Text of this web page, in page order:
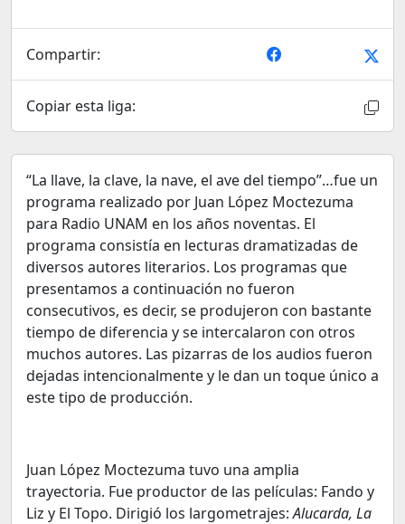
Compartir:
Copiar esta liga:
“La llave, la clave, la nave, el ave del tiempo”…fue un
programa realizado por Juan López Moctezuma
para Radio UNAM en los años noventas. El
programa consistía en lecturas dramatizadas de
diversos autores literarios. Los programas que
presentamos a continuación no fueron
consecutivos, es decir, se produjeron con bastante
tiempo de diferencia y se intercalaron con otros
muchos autores. Las pizarras de los audios fueron
dejadas intencionalmente y le dan un toque único a
este tipo de producción.
Juan López Moctezuma tuvo una amplia
trayectoria. Fue productor de las películas: Fando y
Liz y El Topo. Dirigió los largometrajes:Alucarda, La